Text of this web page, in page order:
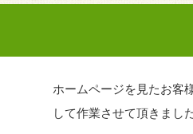
ホームページを見たお
して作業させて頂きまし